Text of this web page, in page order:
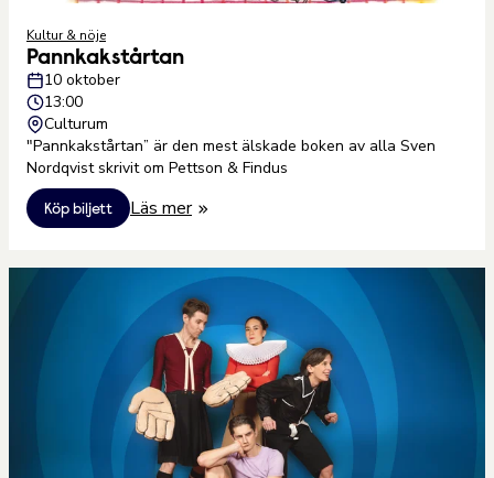
Kultur & nöje
Pannkakstårtan
10 oktober
13:00
Culturum
"Pannkakstårtan” är den mest älskade boken av alla Sven
Nordqvist skrivit om Pettson & Findus
Köp biljett Läs mer